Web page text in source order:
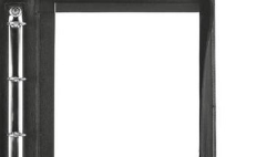
LeatherLeaf